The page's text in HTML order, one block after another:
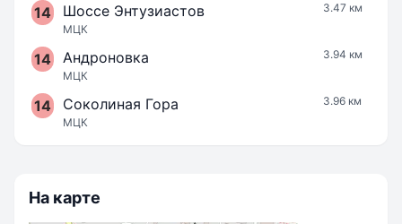
14 Шоссе Энтузиастов
МЦК
3.47 км
14 Андроновка
МЦК
3.94 км
14 Соколиная Гора
МЦК
3.96 км
На карте